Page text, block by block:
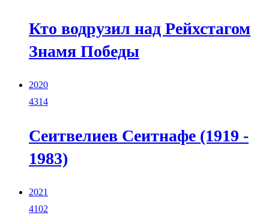
Кто водрузил над Рейхстагом
Знамя Победы
2020
4314
Сеитвелиев Сеитнафе (1919 -
1983)
2021
4102